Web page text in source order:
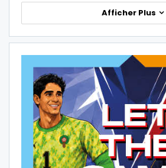
Afficher Plus